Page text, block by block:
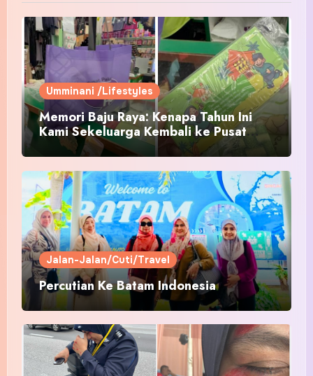
Umminani /Lifestyles
Memori Baju Raya: Kenapa Tahun Ini
Kami Sekeluarga Kembali ke Pusat
Pakaian Hari-Hari?
Jalan-Jalan/Cuti/Travel
Percutian Ke Batam Indonesia